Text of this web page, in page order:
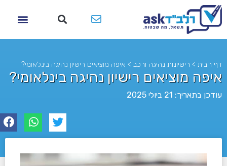
דף הבית > רישיונות נהיגה ורכב > איפה מוציאים רישיון נהיגה בינלאומי?
איפה מוציאים רישיון נהיגה בינלאומי?
עודכן בתאריך: 21 ביולי 2025